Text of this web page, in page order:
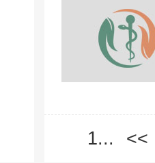
1... <<